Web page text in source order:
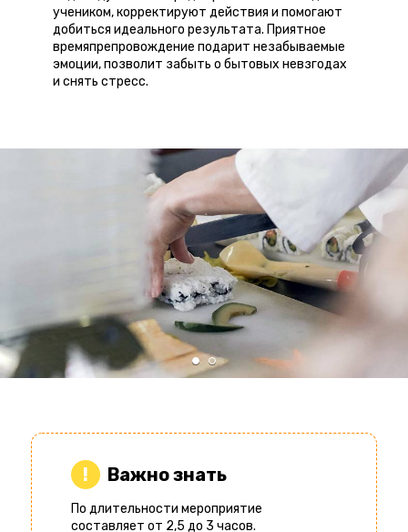
учеником, корректируют действия и помогают
добиться идеального результата. Приятное
времяпрепровождение подарит незабываемые
эмоции, позволит забыть о бытовых невзгодах
и снять стресс.
Важно знать
По длительности мероприятие
составляет от 2,5 до 3 часов.